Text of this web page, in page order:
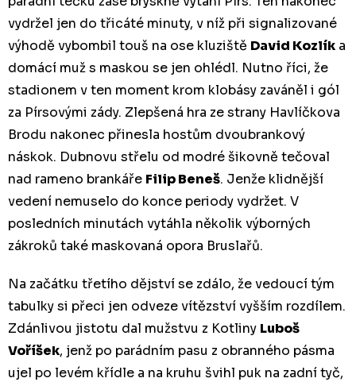
vydržel jen do třicáté minuty, v níž při signalizované
výhodě vybombil touš na ose kluziště David Kozlík a
domácí muž s maskou se jen ohlédl. Nutno říci, že
stadionem v ten moment krom klobásy zaváněl i gól
za Pírsovými zády. Zlepšená hra ze strany Havlíčkova
Brodu nakonec přinesla hostům dvoubrankový
náskok. Dubnovu střelu od modré šikovně tečoval
nad rameno brankáře Filip Beneš. Jenže klidnější
vedení nemuselo do konce periody vydržet. V
posledních minutách vytáhla několik výborných
zákroků také maskovaná opora Bruslařů.
Na začátku třetího dějství se zdálo, že vedoucí tým
tabulky si přeci jen odveze vítězství vyšším rozdílem.
Zdánlivou jistotu dal mužstvu z Kotliny Luboš
Voříšek, jenž po parádním pasu z obranného pásma
ujel po levém křídle a na kruhu švihl puk na zadní tyč,